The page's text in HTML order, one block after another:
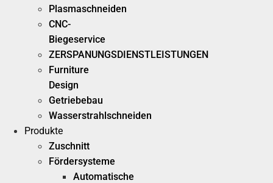
Plasmaschneiden
CNC-
Biegeservice
ZERSPANUNGSDIENSTLEISTUNGEN
Furniture
Design
Getriebebau
Wasserstrahlschneiden
Produkte
Zuschnitt
Fördersysteme
Automatische